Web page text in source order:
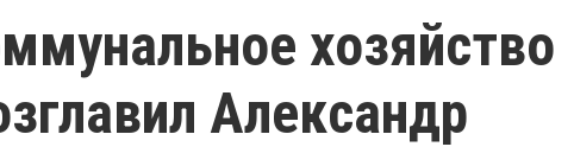
хозяйство
Александр